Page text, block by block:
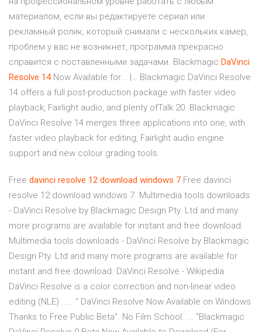
материалом, если вы редактируете сериал или
рекламный ролик, который снимали с нескольких камер,
проблем у вас не возникнет, программа прекрасно
справится с поставленными задачами. Blackmagic DaVinci
Resolve 14Now Available for... |… Blackmagic DaVinci Resolve
14 offers a full post-production package with faster video
playback, Fairlight audio, and plenty ofTalk 20. Blackmagic
DaVinci Resolve 14 merges three applications into one, with
faster video playback for editing, Fairlight audio engine
support and new colour grading tools.
Free davinci resolve 12 download windows 7 Free davinci
resolve 12 download windows 7. Multimedia tools downloads
- DaVinci Resolve by Blackmagic Design Pty. Ltd and many
more programs are available for instant and free download.
Multimedia tools downloads - DaVinci Resolve by Blackmagic
Design Pty. Ltd and many more programs are available for
instant and free download. DaVinci Resolve - Wikipedia
DaVinci Resolve is a color correction and non-linear video
editing (NLE) ..... " DaVinci Resolve Now Available on Windows
Thanks to Free Public Beta". No Film School. ... "Blackmagic